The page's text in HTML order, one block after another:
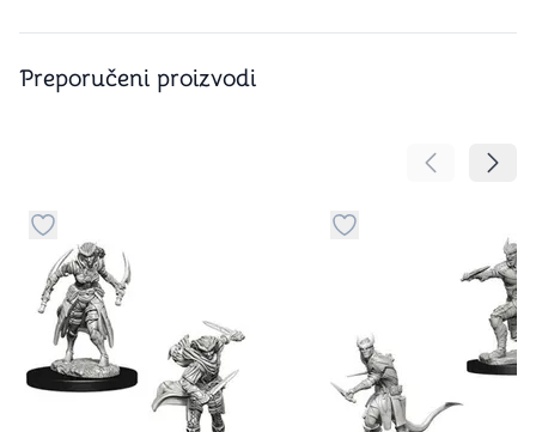
Preporučeni proizvodi
Pomeranje
Dugme za dodavanje stvari u kategoriju omiljeno
Dugme za dodavanje